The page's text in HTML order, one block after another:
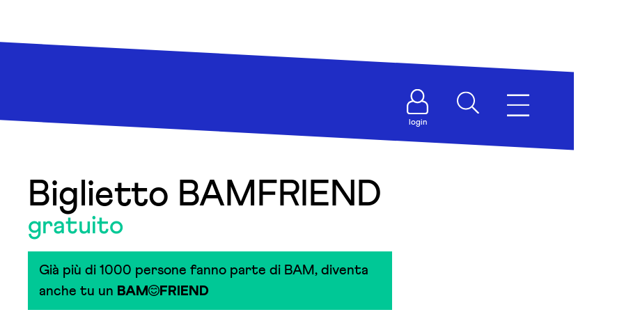
login
Biglietto BAMFRIEND
gratuito
Già più di 1000 persone fanno parte di BAM, diventa
anche tu un BAM FRIEND